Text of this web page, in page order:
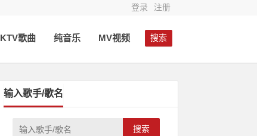
登录 注册
搜索
KTV歌曲 纯音乐 MV视频
输入歌手/歌名
搜索